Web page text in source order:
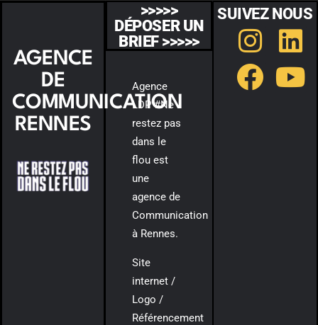
AGENCE
DE
COMMUNICATION
RENNES
>>>>>
DÉPOSER UN
BRIEF >>>>>
Agence
LDP #Ne
restez pas
dans le
flou est
une
agence de
Communication
à Rennes.
Site
internet /
Logo /
Référencement
SUIVEZ NOUS